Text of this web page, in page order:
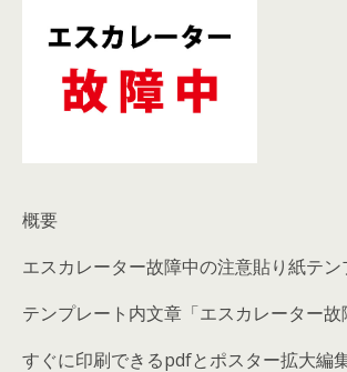
概要
エスカレーター故障中の注意貼り紙テン
テンプレート内文章「エスカレーター故
すぐに印刷できるpdfとポスター拡大編